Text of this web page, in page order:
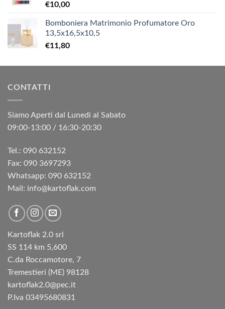
€10,00
Bomboniera Matrimonio Profumatore Oro
13,5x16,5x10,5
€11,80
CONTATTI
Siamo Aperti dal Lunedì al Sabato
09:00-13:00 / 16:30-20:30
Tel.: 090 632152
Fax: 090 3697293‬
Whatsapp: 090 632152
Mail: info@kartoflak.com
Kartoflak 2.0 srl
SS 114 km 5,600
C.da Roccamotore, 7
Tremestieri (ME) 98128
kartoflak2.0@pec.it
P.Iva 03495680831